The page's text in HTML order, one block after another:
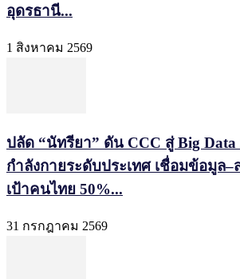
อุดรธานี...
1 สิงหาคม 2569
ปลัด “นัทรียา” ดัน CCC สู่ Big
กำลังกายระดับประเทศ เชื่อมข้อมูล–
เป้าคนไทย 50%...
31 กรกฎาคม 2569